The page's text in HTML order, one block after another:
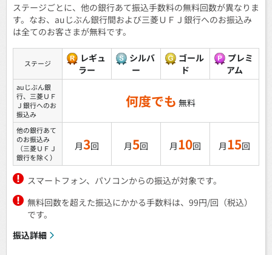
ステージごとに、他の銀行あて振込手数料の無料回数が異なりま
す。なお、auじぶん銀行間および三菱ＵＦＪ銀行へのお振込み
は全てのお客さまが無料です。
ステージ
レギュ
ラー
シルバ
ー
ゴール
ド
プレミ
アム
auじぶん銀
行、三菱ＵＦ
Ｊ銀行へのお
振込み
何度でも 無料
他の銀行あて
のお振込み
（三菱ＵＦＪ
銀行を除く）
月3回 月5回 月10回 月15回
スマートフォン、パソコンからの振込が対象です。
無料回数を超えた振込にかかる手数料は、99円/回（税込）
です。
振込詳細